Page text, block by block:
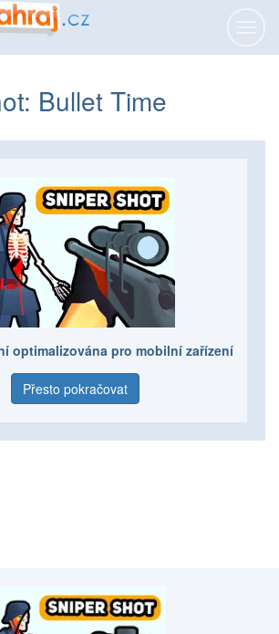
Bullet Time
optimalizována pro mobilní zařízení
Přesto pokračovat